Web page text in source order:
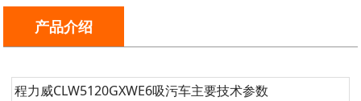
产品介绍
程力威CLW5120GXWE6吸污车主要技术参数